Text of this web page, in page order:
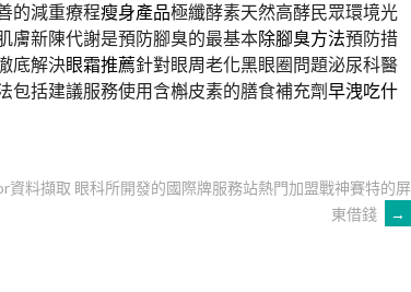
的減重療程瘦身產品極纖酵素天然高酵民眾環境光
膚新陳代謝是預防腳臭的最基本除腳臭方法預防措
底解決眼霜推薦針對眼周老化黑眼圈問題泌尿科醫
包括建議服務使用含槲皮素的膳食補充劑早洩吃什
資料擷取 眼科所開發的國際牌服務站熱門加盟戰神賽特的屏
東借錢
→